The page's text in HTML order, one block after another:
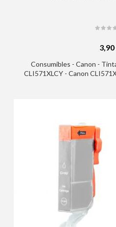
3,90
Consumibles - Canon -
CLI571XLCY - Canon